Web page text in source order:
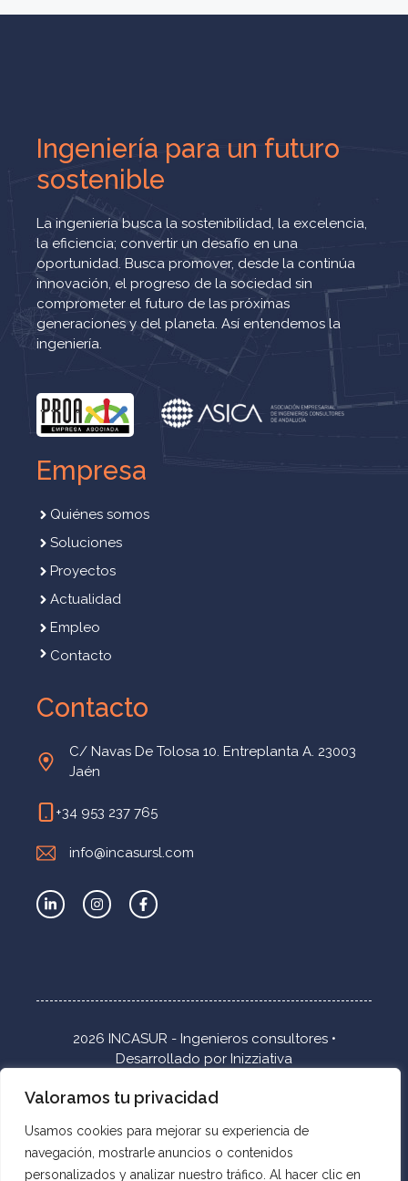
Valoramos tu privacidad
Usamos cookies para mejorar su experiencia de
navegación, mostrarle anuncios o contenidos
personalizados y analizar nuestro tráfico. Al hacer clic en
Ingeniería para un futuro
sostenible
La ingeniería busca la sostenibilidad, la excelencia,
la eficiencia; convertir un desafío en una
oportunidad. Busca promover, desde la continúa
innovación, el progreso de la sociedad sin
comprometer el futuro de las próximas
generaciones y del planeta. Así entendemos la
ingeniería.
Empresa
Quiénes somos
Soluciones
Proyectos
Actualidad
Empleo
Contacto
Contacto
C/ Navas De Tolosa 10. Entreplanta A. 23003
Jaén
+34 953 237 765
info@incasursl.com
2026 INCASUR - Ingenieros consultores •
Desarrollado por Inizziativa
Inicio
Política de privacidad
Política de calidad